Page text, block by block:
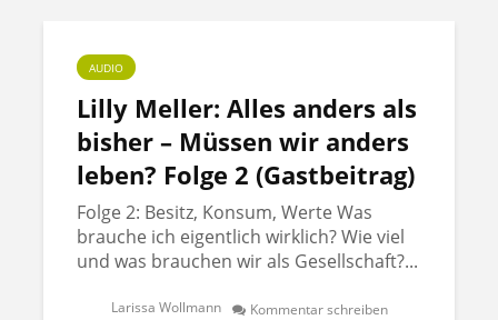
AUDIO
Lilly Meller: Alles anders als
bisher – Müssen wir anders
leben? Folge 2 (Gastbeitrag)
Folge 2: Besitz, Konsum, Werte Was
brauche ich eigentlich wirklich? Wie viel
und was brauchen wir als Gesellschaft?...
Larissa Wollmann Kommentar schreiben